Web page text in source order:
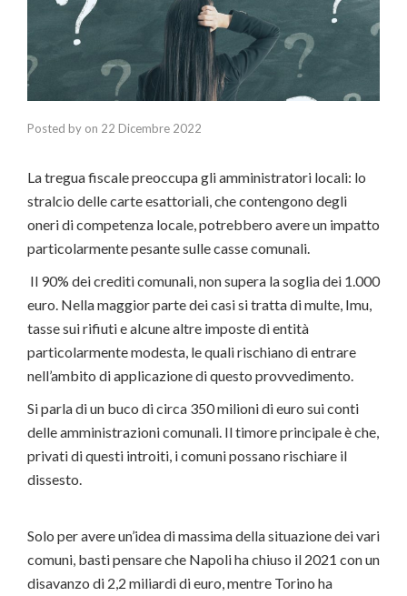
Posted by on 22 Dicembre 2022
La tregua fiscale preoccupa gli amministratori locali: lo
stralcio delle carte esattoriali, che contengono degli
oneri di competenza locale, potrebbero avere un impatto
particolarmente pesante sulle casse comunali.
Il 90% dei crediti comunali, non supera la soglia dei 1.000
euro. Nella maggior parte dei casi si tratta di multe, Imu,
tasse sui rifiuti e alcune altre imposte di entità
particolarmente modesta, le quali rischiano di entrare
nell’ambito di applicazione di questo provvedimento.
Si parla di un buco di circa 350 milioni di euro sui conti
delle amministrazioni comunali. Il timore principale è che,
privati di questi introiti, i comuni possano rischiare il
dissesto.
Solo per avere un’idea di massima della situazione dei vari
comuni, basti pensare che Napoli ha chiuso il 2021 con un
disavanzo di 2,2 miliardi di euro, mentre Torino ha